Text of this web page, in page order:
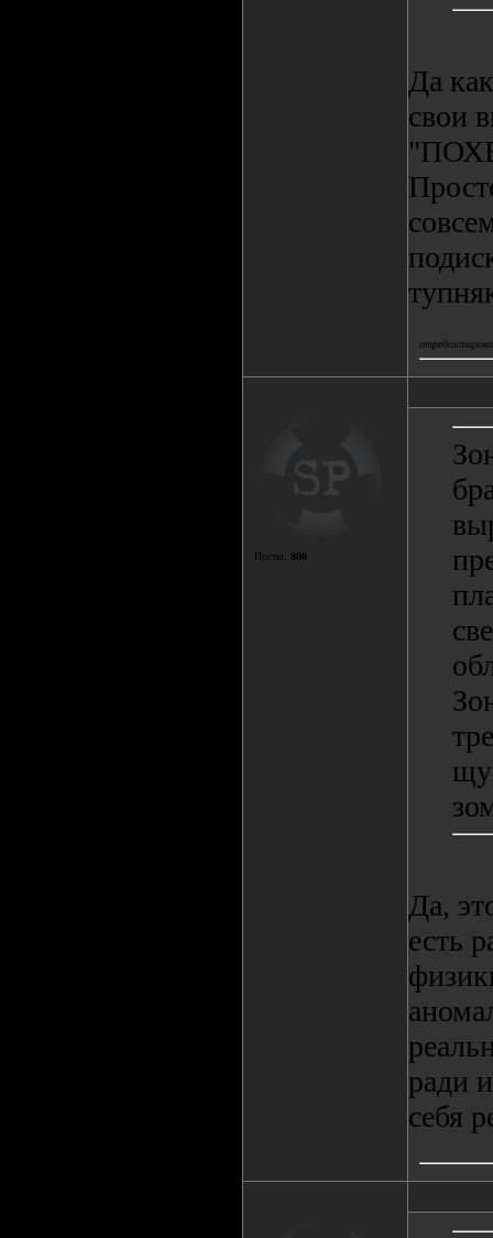
Да
свои
Посты: 800
Да,
есть
ради
себя